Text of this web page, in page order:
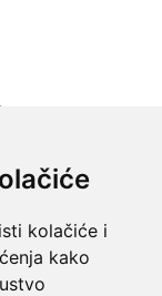
kolačiće i
kako